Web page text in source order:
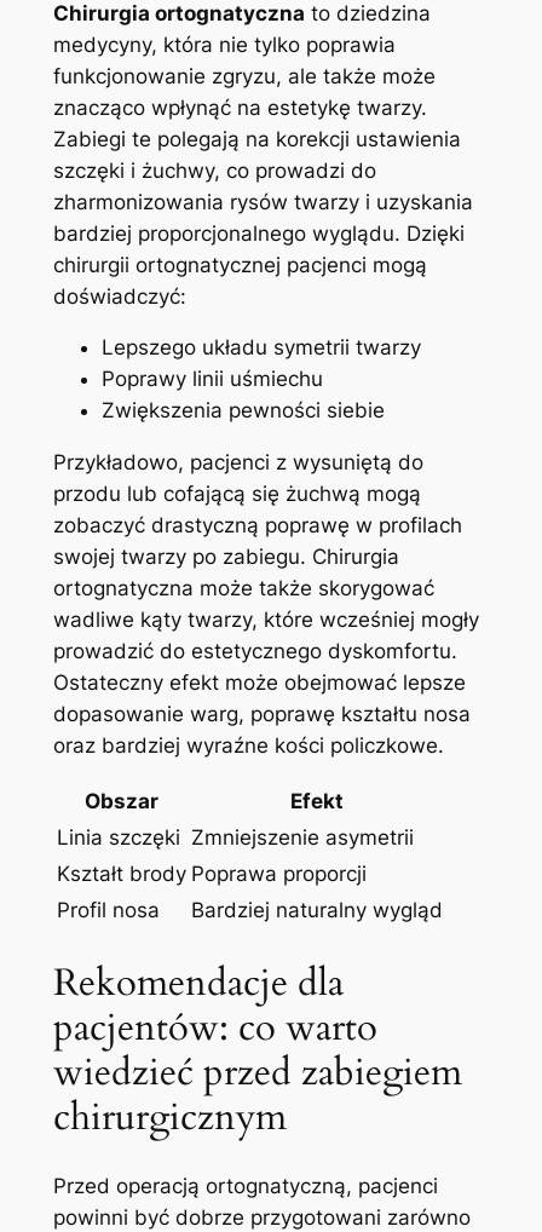
Chirurgia ortognatyczna to dziedzina
medycyny, która ⁤nie⁢ tylko poprawia
funkcjonowanie zgryzu, ⁤ale także może
znacząco wpłynąć na ⁢estetykę twarzy.‌
Zabiegi te polegają na korekcji ustawienia
szczęki⁢ i żuchwy,⁢ co prowadzi do
zharmonizowania ‍rysów ​twarzy i uzyskania
bardziej ​proporcjonalnego ​wyglądu. Dzięki‍
chirurgii ortognatycznej pacjenci mogą
doświadczyć:
Lepszego ⁤układu symetrii twarzy
Poprawy linii uśmiechu
Zwiększenia pewności ‍siebie
Przykładowo, pacjenci z wysuniętą do
przodu lub cofającą się żuchwą ‌mogą
zobaczyć drastyczną⁢ poprawę w profilach
swojej twarzy⁤ po zabiegu. ⁢Chirurgia
ortognatyczna może także skorygować
⁣wadliwe kąty twarzy, które wcześniej mogły
prowadzić do estetycznego dyskomfortu.
Ostateczny efekt może obejmować lepsze
dopasowanie ‌warg,⁤ poprawę kształtu nosa
oraz bardziej wyraźne kości policzkowe.
Obszar
Efekt
Linia szczęki Zmniejszenie asymetrii
Kształt ​brody Poprawa proporcji
Profil nosa
Bardziej naturalny wygląd
Rekomendacje dla
pacjentów: co warto
wiedzieć przed zabiegiem
chirurgicznym
Przed operacją ortognatyczną, ⁤pacjenci
powinni być dobrze przygotowani zarówno